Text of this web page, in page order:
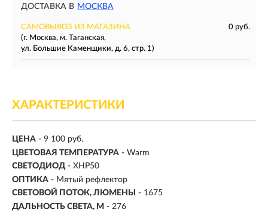
ДОСТАВКА В МОСКВА
САМОВЫВОЗ ИЗ МАГАЗИНА
0 руб.
(г. Москва, м. Таганская,
ул. Большие Каменщики, д. 6, стр. 1)
ХАРАКТЕРИСТИКИ
ЦЕНА - 9 100 руб.
ЦВЕТОВАЯ ТЕМПЕРАТУРА - Warm
СВЕТОДИОД - XHP50
ОПТИКА - Мятый рефлектор
СВЕТОВОЙ ПОТОК, ЛЮМЕНЫ
- 1675
ДАЛЬНОСТЬ СВЕТА, М - 276